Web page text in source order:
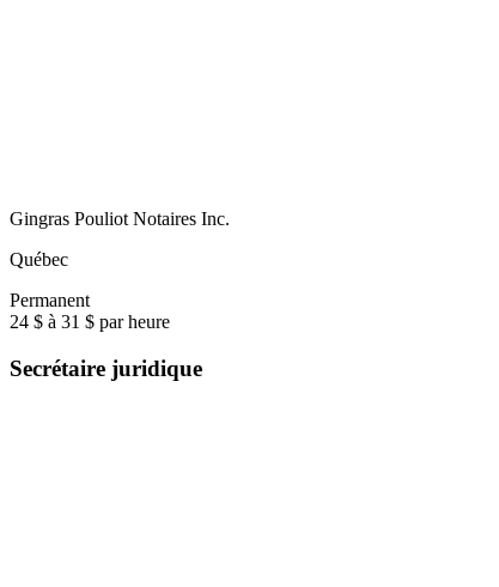
Gingras Pouliot Notaires Inc.
Québec
Permanent
24 $ à 31 $ par heure
Secrétaire juridique